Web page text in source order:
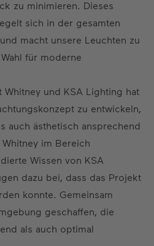
zu minimieren. Dieses
sich in der gesamten
macht unsere Leuchten zu
für moderne
Whitney und KSA Lighting hat
zu entwickeln,
auch ästhetisch ansprechend
im Bereich
Wissen von KSA
dazu bei, dass das Projekt
konnte. Gemeinsam
geschaffen, die
als auch optimal